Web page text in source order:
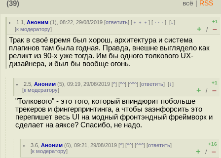
(39)
всё
RSS
1.1 ,Аноним (1), 08:22, 29/08/2019 [ответить] [ ﹢﹢﹢] [ · · ·][↓]
[к модератору]
+1
+ / –
Трак в своё время был хорош, архитектура и система
плагинов там была годная. Правда, внешне выглядело как
реликт из 90-х уже тогда. Им бы одного толкового UX-
дизайнера, и был бы вообще огонь.
2.5 ,Аноним (5), 09:19, 29/08/2019 [^] [^^] [^^^] [ответить][↓]
[к модератору]
+1
+ / –
"Толкового" - это того, который впиндюрит побольше
трекеров и фингерпринтинга, а чтобы заэнфорсить это
перепишет весь UI на модный фронтэндный фреймворк и
сделает на аяксе? Спасибо, не надо.
3.6 ,Аноним (6), 09:21, 29/08/2019 [^] [^^] [^^^] [ответить]
[к модератору]
+16
+ / –